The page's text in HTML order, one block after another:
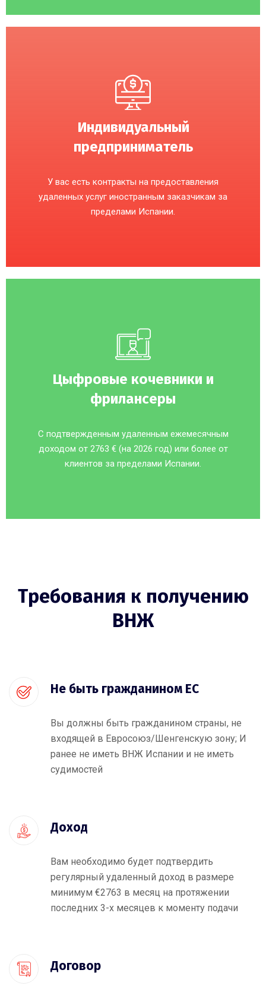
Индивидуальный
предприниматель
У вас есть контракты на предоставления
удаленных услуг иностранным заказчикам за
пределами Испании.
Цыфровые кочевники и
фрилансеры
C подтвержденным удаленным ежемесячным
доходом от 2763 € (на 2026 год) или более от
клиентов за пределами Испании.
Требования к получению
ВНЖ
Не быть гражданином ЕС
Вы должны быть гражданином страны, не
входящей в Евросоюз/Шенгенскую зону; И
ранее не иметь ВНЖ Испании и не иметь
судимостей
Доход
Вам необходимо будет подтвердить
регулярный удаленный доход в размере
минимум €2763 в месяц на протяжении
последних 3-х месяцев к моменту подачи
Договор